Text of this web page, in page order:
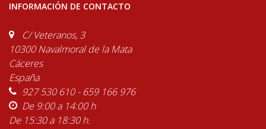
INFORMACIÓN DE CONTACTO
C/ Veteranos, 3
10300 Navalmoral de la Mata
Cáceres
España
927 530 610 - 659 166 976
De 9:00 a 14:00 h
De 15:30 a 18:30 h.